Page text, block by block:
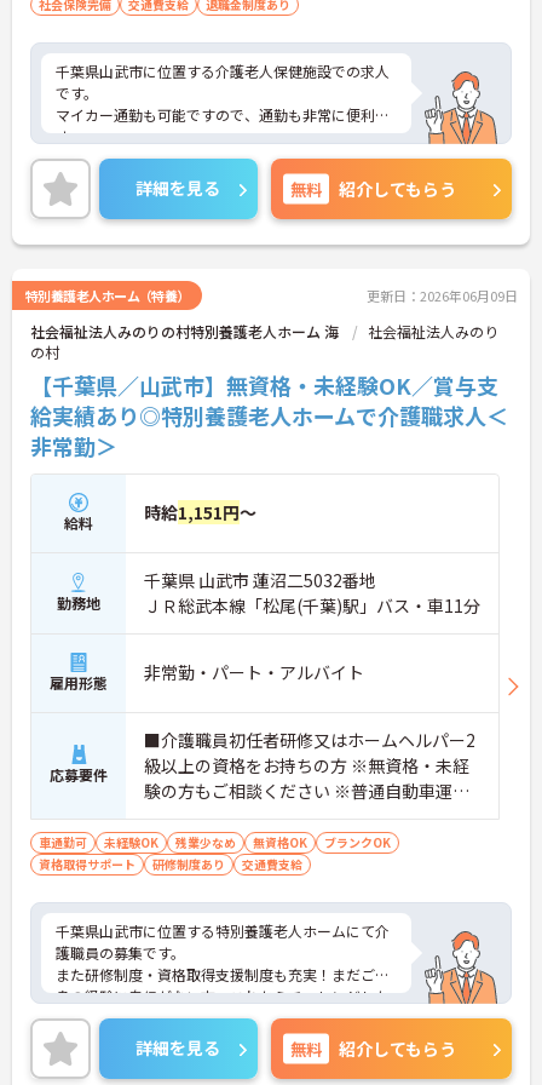
社会保険完備 交通費支給 退職金制度あり
千葉県山武市に位置する介護老人保健施設での求人
です。
マイカー通勤も可能ですので、通勤も非常に便利で
す。
福利厚生が整っておりますので安心して就業して頂
けます。
ご興味のある方はお気軽にお問い合わせ下さい。
詳細を見る 無料 紹介してもらう
特別養護老人ホーム（特養） 更新日：2026年06月09日
社会福祉法人みのりの村特別養護老人ホーム 海
社会福祉法人みのり
の村
【千葉県／山武市】無資格・未経験OK／賞与支
給実績あり◎特別養護老人ホームで介護職求人＜
非常勤＞
給料 時給1,151円～
勤務地
千葉県 山武市 蓮沼二5032番地
ＪＲ総武本線「松尾(千葉)駅」バス・車11分
雇用形態 非常勤・パート・アルバイト
応募要件
■介護職員初任者研修又はホームヘルパー2
級以上の資格をお持ちの方 ※無資格・未経
験の方もご相談ください ※普通自動車運転
免許必須（AT可）
車通勤可 未経験OK 残業少なめ 無資格OK
ブランクOK
資格取得サポート
研修制度あり 交通費支給
千葉県山武市に位置する特別養護老人ホームにて介
護職員の募集です。
また研修制度・資格取得支援制度も充実！まだご自
身の経験に自信がない方、これからチャレンジした
い方にもオススメの求人です♪
またはじめはパートからスタートし、いずれは正職
員として働きたいと考えている方も大歓迎です。
詳細を見る 無料 紹介してもらう